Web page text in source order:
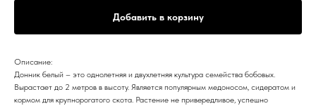
Добавить в корзину
Описание:
Донник белый – это однолетняя и двухлетняя культура семейства бобовых.
Вырастает до 2 метров в высоту. Является популярным медоносом, сидератом и
кормом для крупнорогатого скота. Растение не привередливое, успешно